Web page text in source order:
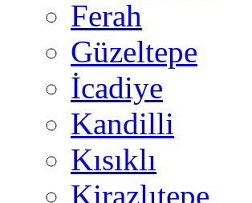
Ferah
Güzeltepe
İcadiye
Kandilli
Kısıklı
Kirazlıtepe